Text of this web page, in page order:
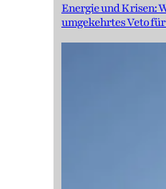
Energie und Krisen:
umgekehrtes Veto